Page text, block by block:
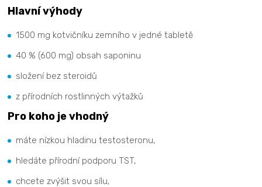
Hlavní výhody
1500 mg kotvičníku zemního v jedné tabletě
40 % (600 mg) obsah saponinu
složení bez steroidů
z přírodních rostlinných výtažků
Pro koho je vhodný
máte nízkou hladinu testosteronu,
hledáte přírodní podporu TST,
chcete zvýšit svou sílu,